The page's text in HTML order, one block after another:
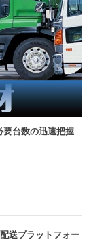
要台数の迅速把握
送プラットフォー